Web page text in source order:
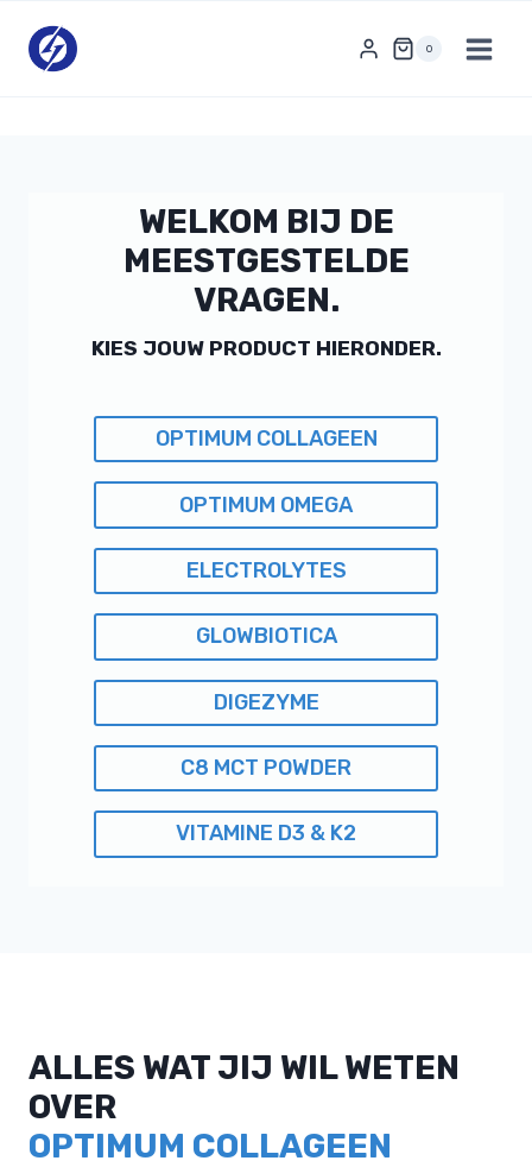
naar
inhoud
0
WELKOM BIJ DE
MEESTGESTELDE
VRAGEN.
KIES JOUW PRODUCT HIERONDER.
OPTIMUM COLLAGEEN
OPTIMUM OMEGA
ELECTROLYTES
GLOWBIOTICA
DIGEZYME
C8 MCT POWDER
VITAMINE D3 & K2
ALLES WAT JIJ WIL WETEN
OVER
OPTIMUM COLLAGEEN